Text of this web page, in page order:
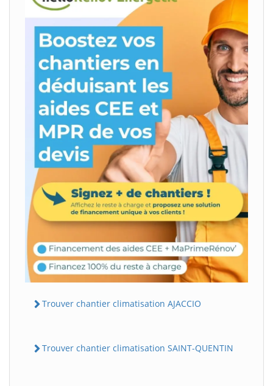
Trouver chantier climatisation AJACCIO
Trouver chantier climatisation SAINT-QUENTIN